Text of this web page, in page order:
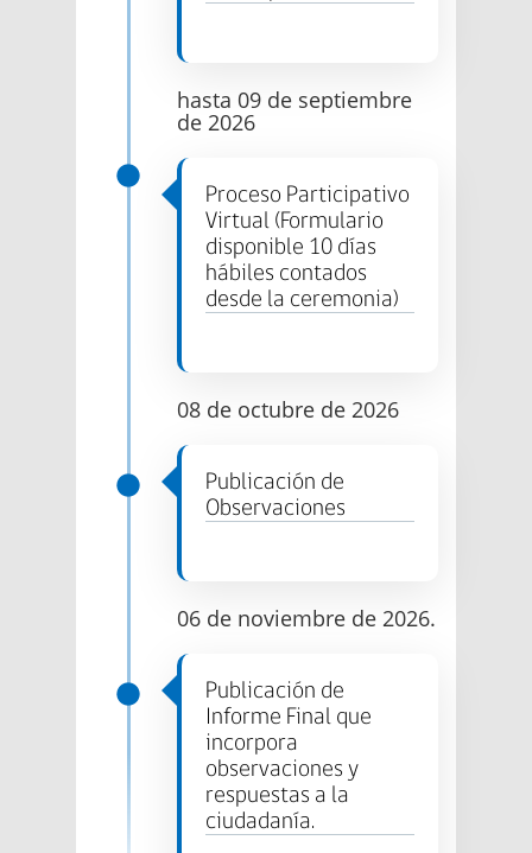
hasta 09 de septiembre
de 2026
Proceso Participativo
Virtual (Formulario
disponible 10 días
hábiles contados
desde la ceremonia)
08 de octubre de 2026
Publicación de
Observaciones
06 de noviembre de 2026.
Publicación de
Informe Final que
incorpora
observaciones y
respuestas a la
ciudadanía.